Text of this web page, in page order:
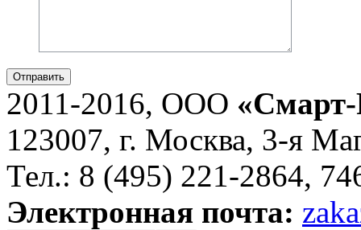
Отправить
2011-2016, ООО
123007, г. Москва, 3-я
Тел.: 8 (495) 221-2864,
Электронная почта: